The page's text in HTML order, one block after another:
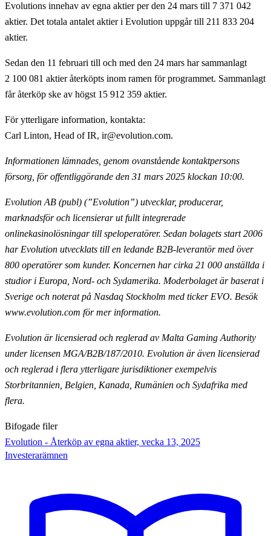
Evolutions innehav av egna aktier per den 24 mars till 7 371 042
aktier. Det totala antalet aktier i Evolution uppgår till 211 833 204
aktier.
Sedan den 11 februari till och med den 24 mars har sammanlagt
2 100 081 aktier återköpts inom ramen för programmet. Sammanlagt
får återköp ske av högst 15 912 359 aktier.
För ytterligare information, kontakta:
Carl Linton, Head of IR, ir@evolution.com.
Informationen lämnades, genom ovanstående kontaktpersons
försorg, för offentliggörande den 31 mars 2025 klockan 10:00.
Evolution AB (publ) (”Evolution”) utvecklar, producerar,
marknadsför och licensierar ut fullt integrerade
onlinekasinolösningar till speloperatörer. Sedan bolagets start 2006
har Evolution utvecklats till en ledande B2B-leverantör med över
800 operatörer som kunder. Koncernen har cirka 21 000 anställda i
studior i Europa, Nord- och Sydamerika. Moderbolaget är baserat i
Sverige och noterat på Nasdaq Stockholm med ticker EVO. Besök
www.evolution.com för mer information.
Evolution är licensierad och reglerad av Malta Gaming Authority
under licensen MGA/B2B/187/2010. Evolution är även licensierad
och reglerad i flera ytterligare jurisdiktioner exempelvis
Storbritannien, Belgien, Kanada, Rumänien och Sydafrika med
flera.
Bifogade filer
Evolution - Återköp av egna aktier, vecka 13, 2025
Investerarämnen